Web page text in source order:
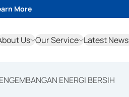
More
Us Our Service Latest News
ENERGI BERSIH